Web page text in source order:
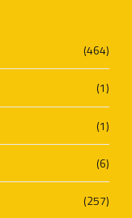
(464)
(1)
(1)
(6)
(257)